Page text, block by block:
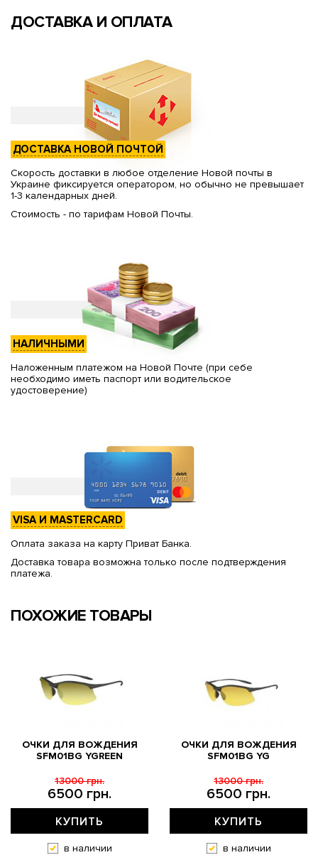
ДОСТАВКА И ОПЛАТА
ДОСТАВКА НОВОЙ ПОЧТОЙ
Скорость доставки в любое отделение Новой почты в
Украине фиксируется оператором, но обычно не превышает
1-3 календарных дней.
Стоимость - по тарифам Новой Почты.
НАЛИЧНЫМИ
Наложенным платежом на Новой Почте (при себе
необходимо иметь паспорт или водительское
удостоверение)
VISA И MASTERCARD
Оплата заказа на карту Приват Банка.
Доставка товара возможна только после подтверждения
платежа.
ПОХОЖИЕ ТОВАРЫ
ОЧКИ ДЛЯ ВОЖДЕНИЯ
SFM01BG YGREEN
6500 грн.
13000 грн.
КУПИТЬ
в наличии
ОЧКИ ДЛЯ ВОЖДЕНИЯ
SFM01BG YG
6500 грн.
13000 грн.
КУПИТЬ
в наличии